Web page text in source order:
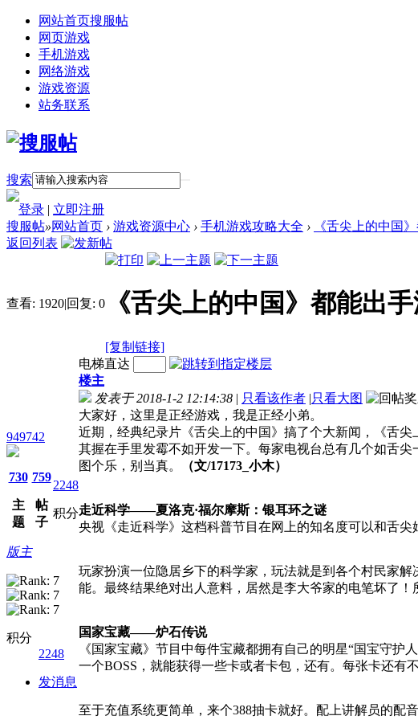
网站首页搜服帖
网页游戏
手机游戏
网络游戏
游戏资源
站务联系
搜索
登录 | 立即注册
搜服帖»网站首页 › 游戏资源中心 › 手机游戏攻略大全 ›
《舌尖上的中国
返回列表
查看: 1920|回复: 0 《舌尖上的中国》都能出
[复制链接]
949742
730
主
题
759
帖
子
2248
积分
版主
积分
2248
发消息
电梯直达
楼主
发表于 2018-1-2 12:14:38 | 只看该作者 |只看大图
大家好，这里是正经游戏，我是正经小弟。
近期，经典纪录片《舌尖上的中国》搞了个大新闻，《舌
其握在手里发霉不如开发一下。每家电视台总有几个如舌
图个乐，别当真。
（文/17173_小木）
走近科学——夏洛克·福尔摩斯：银耳环之谜
央视《走近科学》这档科普节目在网上的知名度可以和舌
玩家扮演一位隐居乡下的科学家，玩法就是到各个村民家
能。最终结果绝对出人意料，居然是李大爷家的电笔坏了！
国家宝藏——炉石传说
《国家宝藏》节目中每件宝藏都拥有自己的明星“国宝守
一个BOSS，就能获得一些卡或者卡包，还有。每张卡还有
至于充值系统更简单，来个388抽卡就好。配上讲解员的配